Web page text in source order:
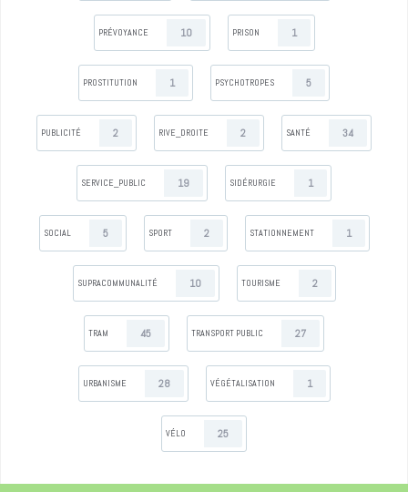
PRÉVOYANCE 10 PRISON 1
PROSTITUTION 1 PSYCHOTROPES 5
PUBLICITÉ 2 RIVE_DROITE 2 SANTÉ 34
SERVICE_PUBLIC 19 SIDÉRURGIE 1
SOCIAL 5 SPORT 2 STATIONNEMENT 1
SUPRACOMMUNALITÉ 10 TOURISME 2
TRAM 45 TRANSPORT PUBLIC 27
URBANISME 28 VÉGÉTALISATION 1
VÉLO 25